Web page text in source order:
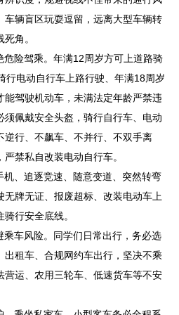
车辆盲区玩耍逗留，远离大型车辆转
角。
危险驾乘。年满12周岁方可上道路骑
行电动自行车上路行驶、年满18周岁
能驾驶机动车，未满法定年龄严禁违
须佩戴安全头盔，骑行自行车、电动
逆行、不飙车、不并行、不双手离
禁私自改装电动自行车。
机、追逐竞速、随意变道、突然转弯
无牌无证、报废超标、改装电动车上
行安全底线。
乘车风险。同学们日常出行，务必选
出租车、合规网约车出行，坚决不乘
营运、农用三轮车、低速货车等不安